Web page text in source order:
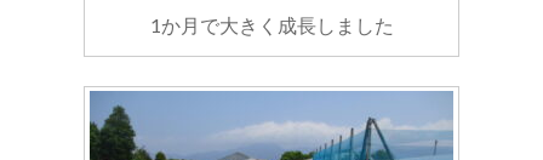
1か月で大きく成長しました